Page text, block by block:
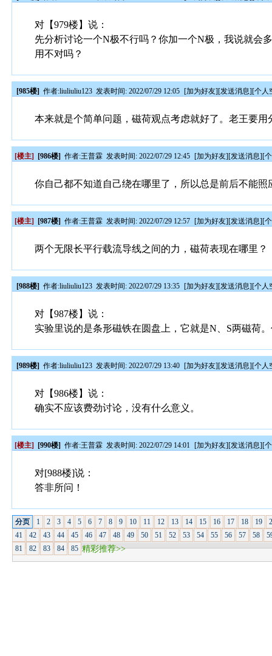
对【979楼】说：
先分析讨论一个N极不行吗？你加一个N极，我说就会
用不对吗？
[985楼] 作者:liuliuliu123 发表时间: 2022/07/29 12:05 [加为好友][发送消息][个人
本来就是个简单问题，磁荷观点考虑就好了。老王要用
[楼主] [986楼] 作者:王普霖 发表时间: 2022/07/29 12:45 [加为好友][发送消息][
你自己都不知道自己绕在哪里了，所以总是前后不能
[楼主] [987楼] 作者:王普霖 发表时间: 2022/07/29 12:57 [加为好友][发送消息][
两个无限长平行载流导线之间的力，磁荷表现在哪里？
[988楼] 作者:liuliuliu123 发表时间: 2022/07/29 13:35 [加为好友][发送消息][个人
对【987楼】说：
实验里说的是条形磁铁在圆盘上，它就是N、S两磁荷
[989楼] 作者:liuliuliu123 发表时间: 2022/07/29 13:40 [加为好友][发送消息][个人
对【986楼】说：
确实不应该费劲讨论，没有什么意义。
[楼主] [990楼] 作者:王普霖 发表时间: 2022/07/29 14:01 [加为好友][发送消息][
对[988楼]说：
答非所问！
分页 1 2 3 4 5 6 7 8 9 10 11 12 13 14 15 16 17 18 19
41
42 43 44 45 46 47 48 49 50 51 52 53 54 55 56 57 58
81
82 83 84 85 精彩推荐>>